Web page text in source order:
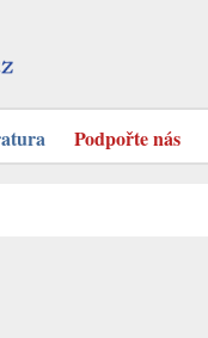
Podpořte nás